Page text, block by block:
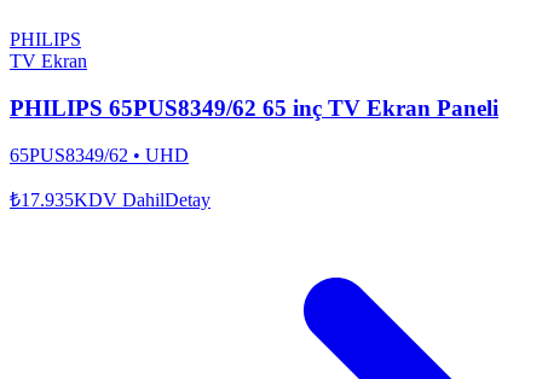
PHILIPS
TV Ekran
PHILIPS 65PUS8349/62 65 inç TV Ekran Paneli
65PUS8349/62 • UHD
₺17.935KDV DahilDetay